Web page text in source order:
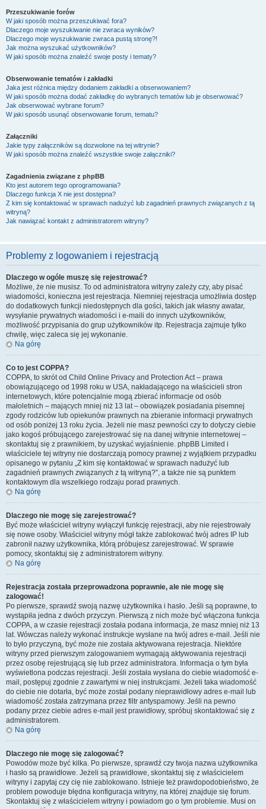
Przeszukiwanie forów
W jaki sposób można przeszukiwać fora?
Dlaczego moje wyszukiwanie nie zwraca wyników?
Dlaczego moje wyszukiwanie zwraca pustą stronę?!
Jak można wyszukać użytkowników?
W jaki sposób można znaleźć swoje posty i tematy?
Obserwowanie tematów i zakładki
Jaka jest różnica między dodaniem zakładki a obserwowaniem?
W jaki sposób można dodać zakładkę do wybranych tematów lub je obserwować?
Jak obserwować wybrane forum?
W jaki sposób usunąć obserwowanie forum, tematu?
Załączniki
Jakie typy załączników są dozwolone na tej witrynie?
W jaki sposób można znaleźć wszystkie swoje załączniki?
Zagadnienia związane z phpBB
Kto jest autorem tego oprogramowania?
Dlaczego funkcja X nie jest dostępna?
Z kim się kontaktować w sprawach nadużyć lub zagadnień prawnych związanych z tą
witryną?
Jak nawiązać kontakt z administratorem witryny?
Problemy z logowaniem i rejestracją
Dlaczego w ogóle muszę się rejestrować?
Możliwe, że nie musisz. To od administratora witryny zależy czy, aby pisać
wiadomości, konieczna jest rejestracja. Niemniej rejestracja umożliwia dostęp
do dodatkowych funkcji niedostępnych dla gości, takich jak własny awatar,
wysyłanie prywatnych wiadomości i e-maili do innych użytkowników,
możliwość przypisania do grup użytkowników itp. Rejestracja zajmuje tylko
chwilę, więc zaleca się jej wykonanie.
Na górę
Co to jest COPPA?
COPPA, to skrót od Child Online Privacy and Protection Act – prawa
obowiązującego od 1998 roku w USA, nakładającego na właścicieli stron
internetowych, które potencjalnie mogą zbierać informacje od osób
małoletnich – mających mniej niż 13 lat – obowiązek posiadania pisemnej
zgody rodziców lub opiekunów prawnych na zbieranie informacji prywatnych
od osób poniżej 13 roku życia. Jeżeli nie masz pewności czy to dotyczy ciebie
jako kogoś próbującego zarejestrować się na danej witrynie internetowej –
skontaktuj się z prawnikiem, by uzyskać wyjaśnienie. phpBB Limited i
właściciele tej witryny nie dostarczają pomocy prawnej z wyjątkiem przypadku
opisanego w pytaniu „Z kim się kontaktować w sprawach nadużyć lub
zagadnień prawnych związanych z tą witryną?”, a także nie są punktem
kontaktowym dla wszelkiego rodzaju porad prawnych.
Na górę
Dlaczego nie mogę się zarejestrować?
Być może właściciel witryny wyłączył funkcję rejestracji, aby nie rejestrowały
się nowe osoby. Właściciel witryny mógł także zablokować twój adres IP lub
zabronił nazwy użytkownika, którą próbujesz zarejestrować. W sprawie
pomocy, skontaktuj się z administratorem witryny.
Na górę
Rejestracja została przeprowadzona poprawnie, ale nie mogę się
zalogować!
Po pierwsze, sprawdź swoją nazwę użytkownika i hasło. Jeśli są poprawne, to
wystąpiła jedna z dwóch przyczyn. Pierwszą z nich może być włączona funkcja
COPPA, a w czasie rejestracji została podana informacja, że masz mniej niż 13
lat. Wówczas należy wykonać instrukcje wysłane na twój adres e-mail. Jeśli nie
to było przyczyną, być może nie została aktywowana rejestracja. Niektóre
witryny przed pierwszym zalogowaniem wymagają aktywowania rejestracji
przez osobę rejestrującą się lub przez administratora. Informacja o tym była
wyświetlona podczas rejestracji. Jeśli została wysłana do ciebie wiadomość e-
mail, postępuj zgodnie z zawartymi w niej instrukcjami. Jeżeli taka wiadomość
do ciebie nie dotarła, być może został podany nieprawidłowy adres e-mail lub
wiadomość została zatrzymana przez filtr antyspamowy. Jeśli na pewno
podany przez ciebie adres e-mail jest prawidłowy, spróbuj skontaktować się z
administratorem.
Na górę
Dlaczego nie mogę się zalogować?
Powodów może być kilka. Po pierwsze, sprawdź czy twoja nazwa użytkownika
i hasło są prawidłowe. Jeżeli są prawidłowe, skontaktuj się z właścicielem
witryny i zapytaj czy cię nie zablokowano. Istnieje też prawdopodobieństwo, że
problem powoduje błędna konfiguracja witryny, na której znajduje się forum.
Skontaktuj się z właścicielem witryny i powiadom go o tym problemie. Musi on